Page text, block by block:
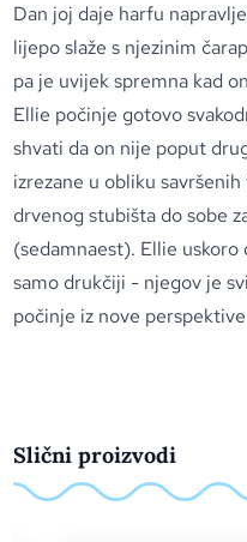
Dan joj daje harfu
lijepo slaže s njezinim
pa je uvijek spremna kad
Ellie počinje gotovo
shvati da on nije poput
izrezane u obliku
drvenog stubišta do sobe
(sedamnaest). Ellie uskoro
samo drukčiji - njegov je
počinje iz nove
Slični proizvodi